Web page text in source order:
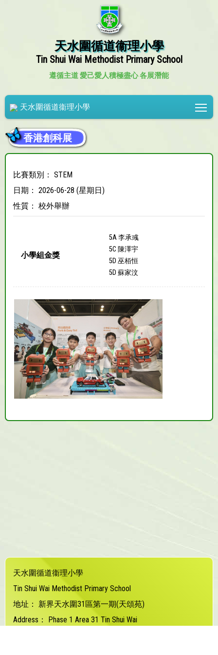
天水圍循道衞理小學
Tin Shui Wai Methodist Primary School
遵循主道 愛己愛人積極盡心 各展潛能
天水圍循道衞理小學
香港創科展
比賽類別： STEM
日期： 2026-06-28 (星期日)
性質： 校外舉辦
小學組金獎
5A 李承彧
5C 陳澤宇
5D 巫栢恒
5D 蘇家汶
天水圍循道衞理小學
Tin Shui Wai Methodist Primary School
地址：
新界天水圍31區第一期(天頌苑)
Address：
Phase 1 Area 31 Tin Shui Wai